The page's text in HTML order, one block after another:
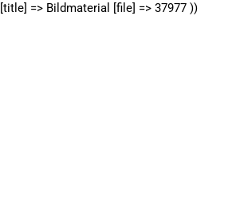
=> Bildmaterial [file] => 37977 ))